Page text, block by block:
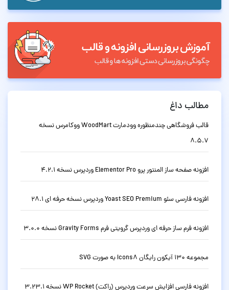
مطالب داغ
قالب فروشگاهی چندمنظوره وودمارت WoodMart ووکامرس نسخه
8.5.7
افزونه صفحه ساز المنتور پرو Elementor Pro وردپرس نسخه 4.2.1
افزونه فارسی سئو Yoast SEO Premium وردپرس نسخه حرفه ای 28.1
افزونه فرم ساز حرفه ای وردپرس گرویتی فرم Gravity Forms نسخه 3.0.0
مجموعه 130 آیکون رایگان Icons8 به صورت SVG
افزونه فارسی افزایش سرعت وردپرس (راکت) WP Rocket نسخه 3.23.1